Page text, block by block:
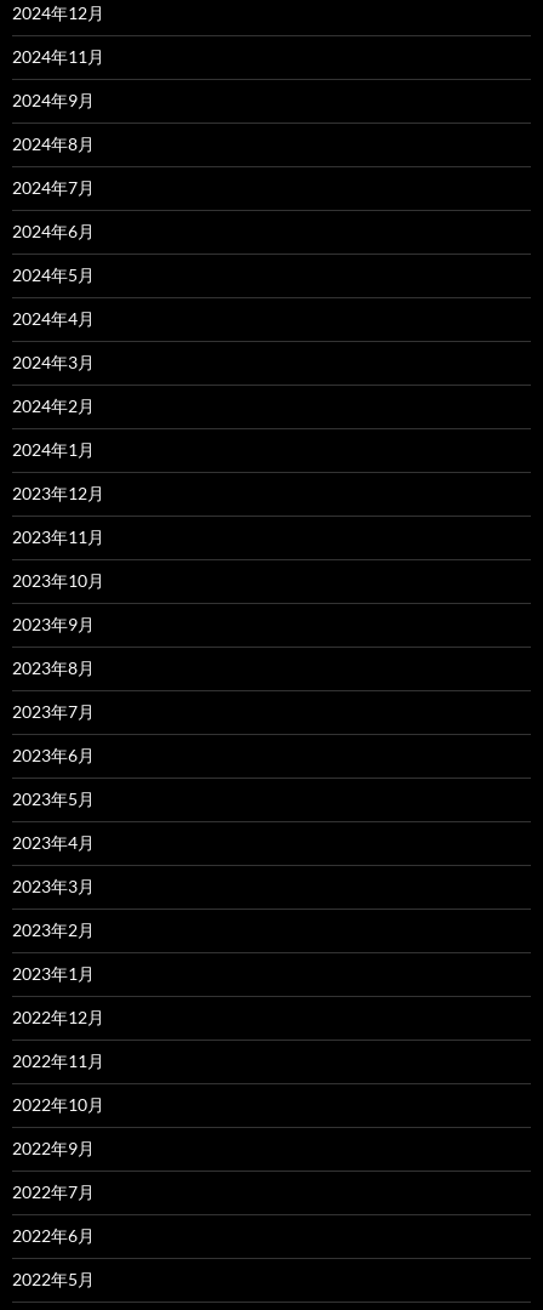
2024年12月
2024年11月
2024年9月
2024年8月
2024年7月
2024年6月
2024年5月
2024年4月
2024年3月
2024年2月
2024年1月
2023年12月
2023年11月
2023年10月
2023年9月
2023年8月
2023年7月
2023年6月
2023年5月
2023年4月
2023年3月
2023年2月
2023年1月
2022年12月
2022年11月
2022年10月
2022年9月
2022年7月
2022年6月
2022年5月